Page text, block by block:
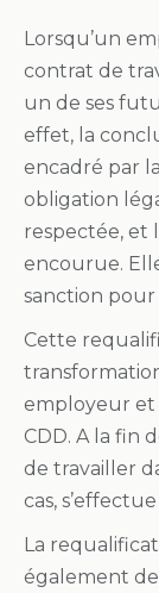
Lorsqu’un
contrat de
un de ses
effet, la
encadré par
obligation
respectée, et
encourue.
sanction pour
Cette
employeur et
CDD. A la fin
de travailler
cas,
La
également